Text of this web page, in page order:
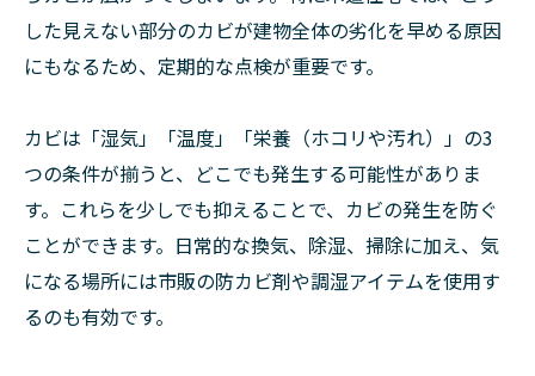
した見えない部分のカビが建物全体の劣化を早める原因
にもなるため、定期的な点検が重要です。
カビは「湿気」「温度」「栄養（ホコリや汚れ）」の3
つの条件が揃うと、どこでも発生する可能性がありま
す。これらを少しでも抑えることで、カビの発生を防ぐ
ことができます。日常的な換気、除湿、掃除に加え、気
になる場所には市販の防カビ剤や調湿アイテムを使用す
るのも有効です。